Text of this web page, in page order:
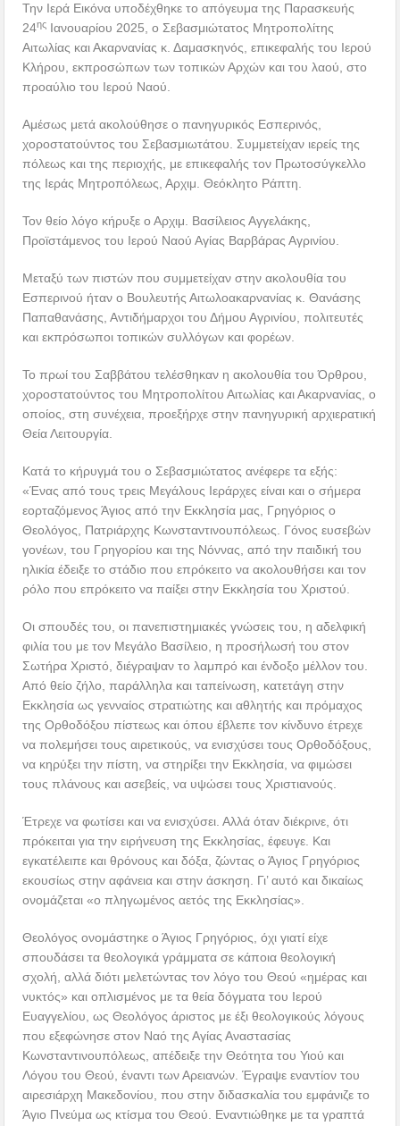
Την Ιερά Εικόνα υποδέχθηκε το απόγευμα της Παρασκευής
24ης Ιανουαρίου 2025, ο Σεβασμιώτατος Μητροπολίτης
Αιτωλίας και Ακαρνανίας κ. Δαμασκηνός, επικεφαλής του Ιερού
Κλήρου, εκπροσώπων των τοπικών Αρχών και του λαού, στο
προαύλιο του Ιερού Ναού.
Αμέσως μετά ακολούθησε ο πανηγυρικός Εσπερινός,
χοροστατούντος του Σεβασμιωτάτου. Συμμετείχαν ιερείς της
πόλεως και της περιοχής, με επικεφαλής τον Πρωτοσύγκελλο
της Ιεράς Μητροπόλεως, Αρχιμ. Θεόκλητο Ράπτη.
Τον θείο λόγο κήρυξε ο Αρχιμ. Βασίλειος Αγγελάκης,
Προϊστάμενος του Ιερού Ναού Αγίας Βαρβάρας Αγρινίου.
Μεταξύ των πιστών που συμμετείχαν στην ακολουθία του
Εσπερινού ήταν ο Βουλευτής Αιτωλοακαρνανίας κ. Θανάσης
Παπαθανάσης, Αντιδήμαρχοι του Δήμου Αγρινίου, πολιτευτές
και εκπρόσωποι τοπικών συλλόγων και φορέων.
Το πρωί του Σαββάτου τελέσθηκαν η ακολουθία του Όρθρου,
χοροστατούντος του Μητροπολίτου Αιτωλίας και Ακαρνανίας, ο
οποίος, στη συνέχεια, προεξήρχε στην πανηγυρική αρχιερατική
Θεία Λειτουργία.
Κατά το κήρυγμά του ο Σεβασμιώτατος ανέφερε τα εξής:
«Ένας από τους τρεις Μεγάλους Ιεράρχες είναι και ο σήμερα
εορταζόμενος Άγιος από την Εκκλησία μας, Γρηγόριος ο
Θεολόγος, Πατριάρχης Κωνσταντινουπόλεως. Γόνος ευσεβών
γονέων, του Γρηγορίου και της Νόννας, από την παιδική του
ηλικία έδειξε το στάδιο που επρόκειτο να ακολουθήσει και τον
ρόλο που επρόκειτο να παίξει στην Εκκλησία του Χριστού.
Οι σπουδές του, οι πανεπιστημιακές γνώσεις του, η αδελφική
φιλία του με τον Μεγάλο Βασίλειο, η προσήλωσή του στον
Σωτήρα Χριστό, διέγραψαν το λαμπρό και ένδοξο μέλλον του.
Από θείο ζήλο, παράλληλα και ταπείνωση, κατετάγη στην
Εκκλησία ως γενναίος στρατιώτης και αθλητής και πρόμαχος
της Ορθοδόξου πίστεως και όπου έβλεπε τον κίνδυνο έτρεχε
να πολεμήσει τους αιρετικούς, να ενισχύσει τους Ορθοδόξους,
να κηρύξει την πίστη, να στηρίξει την Εκκλησία, να φιμώσει
τους πλάνους και ασεβείς, να υψώσει τους Χριστιανούς.
Έτρεχε να φωτίσει και να ενισχύσει. Αλλά όταν διέκρινε, ότι
πρόκειται για την ειρήνευση της Εκκλησίας, έφευγε. Και
εγκατέλειπε και θρόνους και δόξα, ζώντας ο Άγιος Γρηγόριος
εκουσίως στην αφάνεια και στην άσκηση. Γι’ αυτό και δικαίως
ονομάζεται «ο πληγωμένος αετός της Εκκλησίας».
Θεολόγος ονομάστηκε ο Άγιος Γρηγόριος, όχι γιατί είχε
σπουδάσει τα θεολογικά γράμματα σε κάποια θεολογική
σχολή, αλλά διότι μελετώντας τον λόγο του Θεού «ημέρας και
νυκτός» και οπλισμένος με τα θεία δόγματα του Ιερού
Ευαγγελίου, ως Θεολόγος άριστος με έξι θεολογικούς λόγους
που εξεφώνησε στον Ναό της Αγίας Αναστασίας
Κωνσταντινουπόλεως, απέδειξε την Θεότητα του Υιού και
Λόγου του Θεού, έναντι των Αρειανών. Έγραψε εναντίον του
αιρεσιάρχη Μακεδονίου, που στην διδασκαλία του εμφάνιζε το
Άγιο Πνεύμα ως κτίσμα του Θεού. Εναντιώθηκε με τα γραπτά